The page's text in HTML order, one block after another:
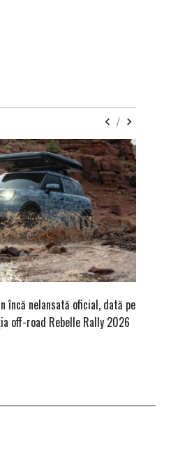
/
încă nelansată oficial, dată pe
off-road Rebelle Rally 2026